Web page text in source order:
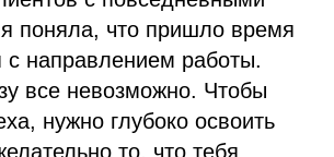
поняла, что пришло время
с направлением работы.
все невозможно. Чтобы
нужно глубоко освоить
то, что тебя